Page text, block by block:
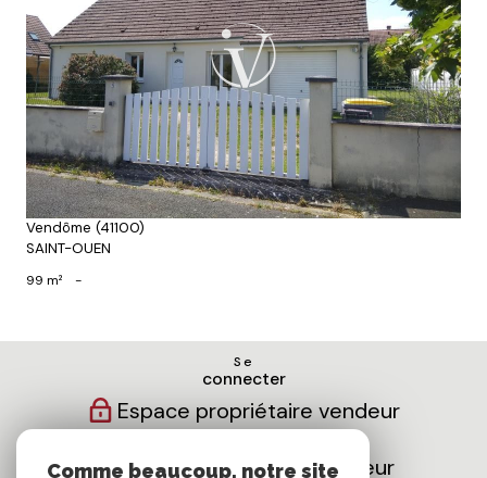
Voir le bien
Vendôme (41100)
SAINT-OUEN
99 m² -
Se
connecter
Espace propriétaire vendeur
Espace propriétaire bailleur
Comme beaucoup, notre site